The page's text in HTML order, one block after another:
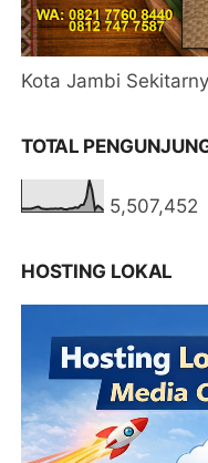
Kota Jambi
TOTAL
5,507,452
HOSTING LOKAL